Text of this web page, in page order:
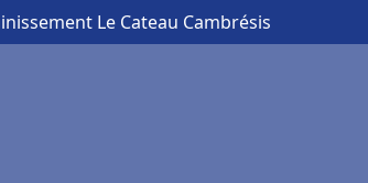
Le Cateau Cambrésis